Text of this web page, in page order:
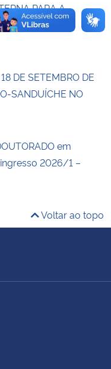
PARA A
O BIÊNIO
DE SETEMBRO DE
SANDUÍCHE NO
em
2026/1 –
Voltar ao topo